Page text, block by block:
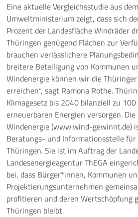
Eine aktuelle Vergleichsstudie aus
Umweltministerium zeigt, dass sich
Prozent der Landesfläche Windräder
Thüringen genügend Flächen zur
brauchen verlässlichere
breitere Beteiligung von Kommunen
Windenergie können wir die
erreichen“, sagt Ramona Rothe.
Klimagesetz bis 2040 bilanziell zu
erneuerbaren Energien versorgen.
Windenergie (www.wind-gewinnt.de)
Beratungs- und Informationsstelle für
Thüringen. Sie ist im Auftrag der
Landesenergieagentur ThEGA
bei, dass Bürger*innen, Kommunen
Projektierungsunternehmen
profitieren und deren Wertschöpfung
Thüringen bleibt.